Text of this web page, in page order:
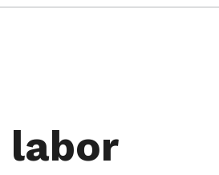
labor